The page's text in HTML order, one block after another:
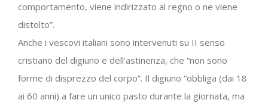
comportamento, viene indirizzato al regno o ne viene
distolto”.
Anche i vescovi italiani sono intervenuti su II senso
cristiano del digiuno e dell’astinenza, che “non sono
forme di disprezzo del corpo”. Il digiuno “obbliga (dai 18
ai 60 anni) a fare un unico pasto durante la giornata, ma